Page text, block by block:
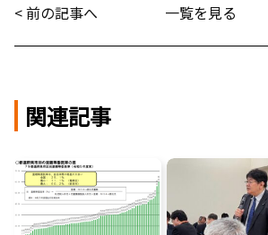
< 前の記事へ 一覧を見る
関連記事